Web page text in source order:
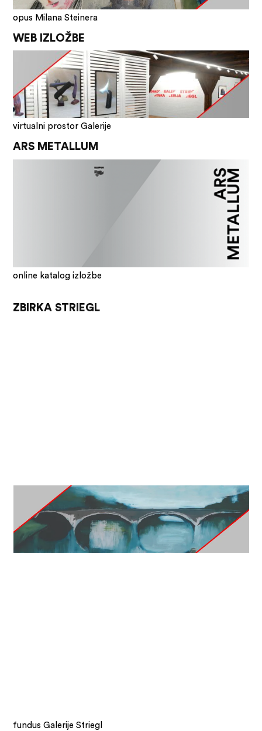
opus Milana Steinera
WEB IZLOŽBE
virtualni prostor Galerije
ARS METALLUM
online katalog izložbe
ZBIRKA STRIEGL
fundus Galerije Striegl